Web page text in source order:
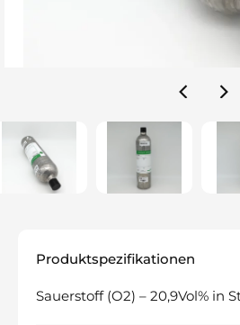
Produktspezifikationen
Sauerstoff (O2) – 20,9Vol% in